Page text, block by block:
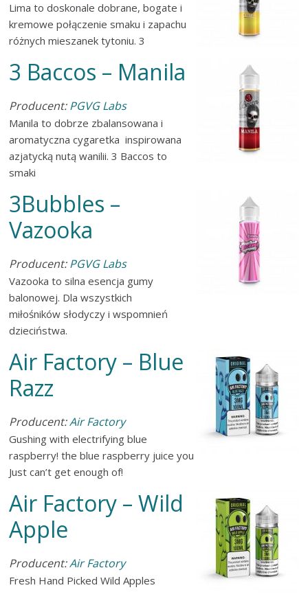
Lima to doskonale dobrane, bogate i
kremowe połączenie smaku i zapachu
różnych mieszanek tytoniu. 3
3 Baccos – Manila
Producent:PGVG Labs
Manila to dobrze zbalansowana i
aromatyczna cygaretka inspirowana
azjatycką nutą wanilii. 3 Baccos to
smaki
3Bubbles –
Vazooka
Producent:PGVG Labs
Vazooka to silna esencja gumy
balonowej. Dla wszystkich
miłośników słodyczy i wspomnień
dzieciństwa.
Air Factory – Blue
Razz
Producent:Air Factory
Gushing with electrifying blue
raspberry! the blue raspberry juice you
Just can’t get enough of!
Air Factory – Wild
Apple
Producent:Air Factory
Fresh Hand Picked Wild Apples